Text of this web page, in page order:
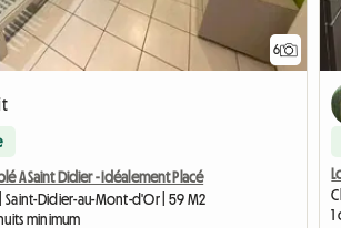
6
A Saint Didier - Idéalement Placé
Didier-au-Mont-d'Or | 59 M2
minimum
1